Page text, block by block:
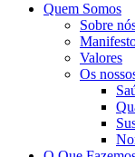
Quem Somos
Sobre
Valores
Os